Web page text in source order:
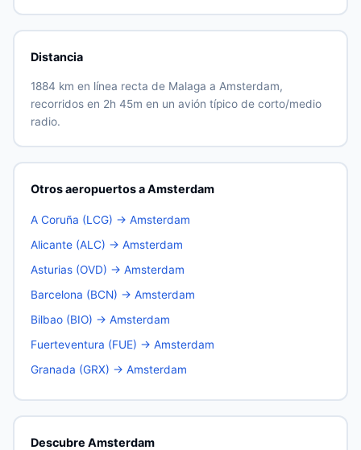
Distancia
1884 km en línea recta de Malaga a Amsterdam,
recorridos en 2h 45m en un avión típico de corto/medio
radio.
Otros aeropuertos a Amsterdam
A Coruña (LCG) → Amsterdam
Alicante (ALC) → Amsterdam
Asturias (OVD) → Amsterdam
Barcelona (BCN) → Amsterdam
Bilbao (BIO) → Amsterdam
Fuerteventura (FUE) → Amsterdam
Granada (GRX) → Amsterdam
Descubre Amsterdam